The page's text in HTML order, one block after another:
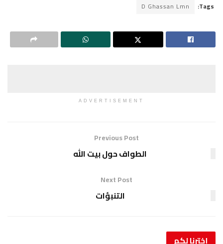
Tags:
D Ghassan Lmn
ADVERTISEMENT
Previous Post
الطواف حول بيت الله
Next Post
التنبؤات
إخترنالكم